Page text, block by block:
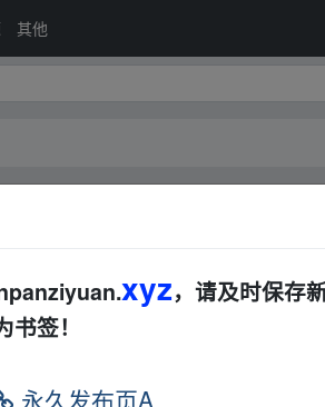
其他
zi▁yu、an.xy z
xyz，请及时保存
签！
永久发布页A